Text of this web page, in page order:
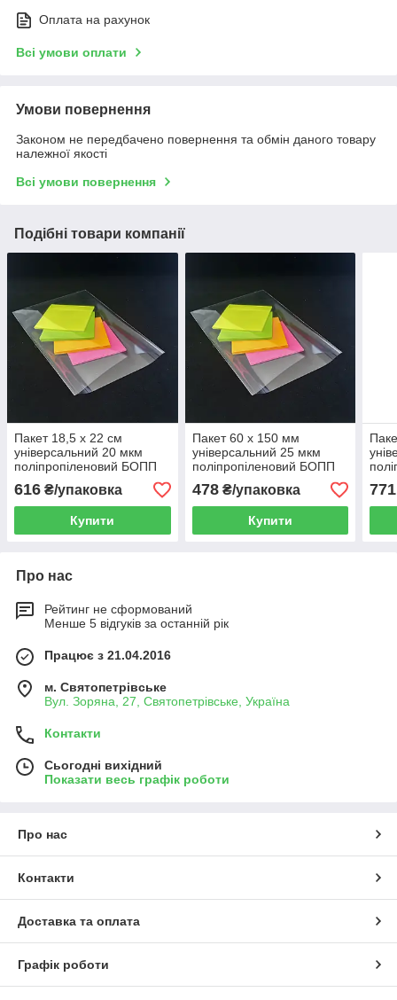
Оплата на рахунок
Всі умови оплати
Умови повернення
Законом не передбачено повернення та обмін даного товару
належної якості
Всі умови повернення
Подібні товари компанії
Пакет 18,5 x 22 см
універсальний 20 мкм
поліпропіленовий БОПП
1000 шт
616 ₴/упаковка
Купити
Пакет 60 x 150 мм
універсальний 25 мкм
поліпропіленовий БОПП
1000 шт
478₴/упаковка
Купити
771
Про нас
Рейтинг не сформований
Менше 5 відгуків за останній рік
Працює з 21.04.2016
м. Святопетрівське
Вул. Зоряна, 27, Святопетрівське, Україна
Контакти
Сьогодні вихідний
Показати весь графік роботи
Про нас
Контакти
Доставка та оплата
Графік роботи